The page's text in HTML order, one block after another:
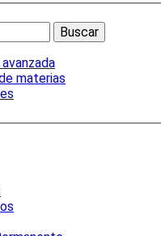
materias